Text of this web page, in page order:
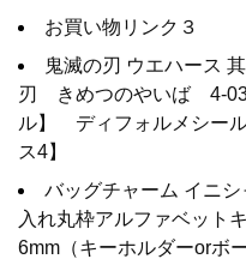
お買い物リンク３
鬼滅の刃 ウエハース
刃 きめつのやいば 4-
ル】 ディフォルメシー
ス4】
バッグチャーム イニ
入れ丸枠アルファベット
6mm（キーホルダーorボ